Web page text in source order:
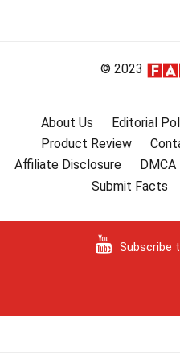
© 2023
About Us Editorial
Product Review
Affiliate Disclosure
DMCA
Submit Facts
Subscribe